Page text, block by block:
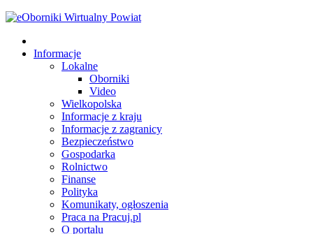
Informacje
Lokalne
Oborniki
Video
Wielkopolska
Informacje z kraju
Informacje z zagranicy
Bezpieczeństwo
Gospodarka
Rolnictwo
Finanse
Polityka
Komunikaty, ogłoszenia
Praca na Pracuj.pl
O portalu